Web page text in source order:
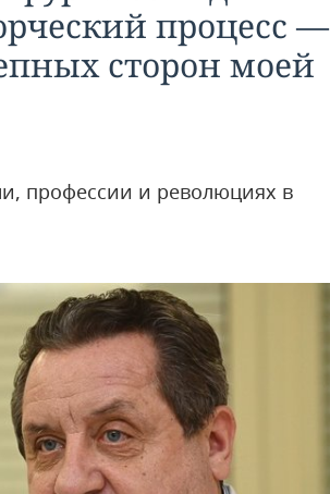
процесс —
сторон моей
профессии и революциях в